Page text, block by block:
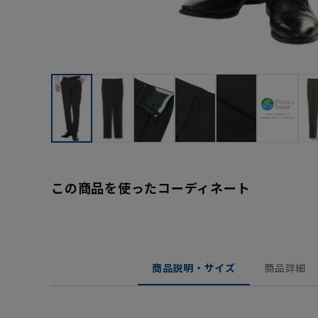
この商品を使ったコーディネート
商品説明・サイズ 商品詳細